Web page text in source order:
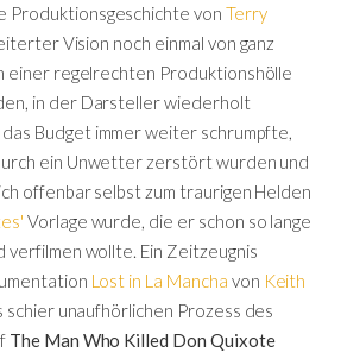
Produktionsgeschichte von Terry
Vision noch einmal von ganz
einer regelrechten Produktionshölle
in der Darsteller wiederholt
Budget immer weiter schrumpfte,
ein Unwetter zerstört wurden und
offenbar selbst zum traurigen Helden
Vorlage wurde, die er schon so lange
verfilmen wollte. Ein Zeitzeugnis
Lost in La Mancha von Keith
schier unaufhörlichen Prozess des
The Man Who Killed Don Quixote